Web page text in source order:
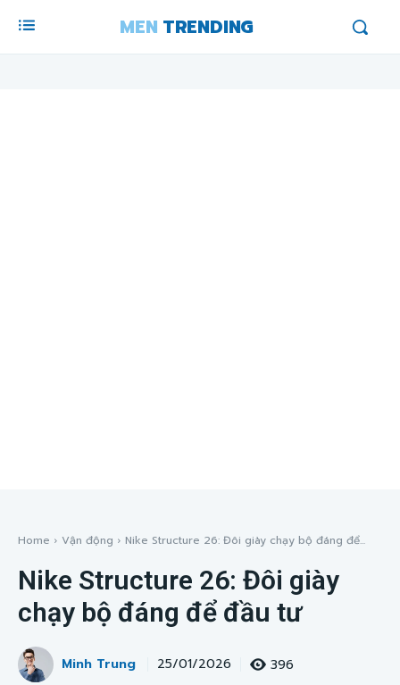
MEN TRENDING
Home Vận động Nike Structure 26: Đôi giày chạy bộ đáng để...
Nike Structure 26: Đôi giày
chạy bộ đáng để đầu tư
Minh Trung 25/01/2026 396